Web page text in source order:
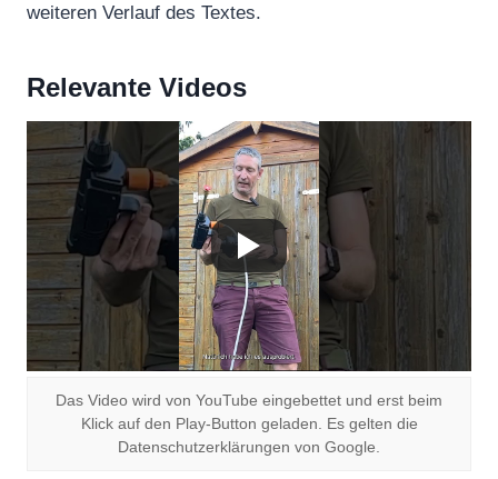
weiteren Verlauf des Textes.
Relevante Videos
Das Video wird von YouTube eingebettet und erst beim
Klick auf den Play-Button geladen. Es gelten die
Datenschutzerklärungen von Google.